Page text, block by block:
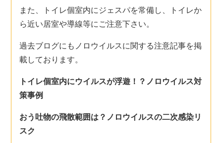
また、トイレ個室内にジェスパを常備し、トイレか
ら近い居室や導線等にご注意下さい。
過去ブログにもノロウイルスに関する注意記事を掲
載しております。
トイレ個室内にウイルスが浮遊！？ノロウイルス対
策事例
おう吐物の飛散範囲は？ノロウイルスの二次感染リ
スク